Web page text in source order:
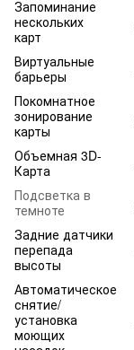
Запоминание
нескольких
карт
Виртуальные
барьеры
Покомнатное
зонирование
карты
Объемная 3D-
Карта
Подсветка в
темноте
Задние датчики
перепада
высоты
Автоматическое
снятие/
установка
моющих